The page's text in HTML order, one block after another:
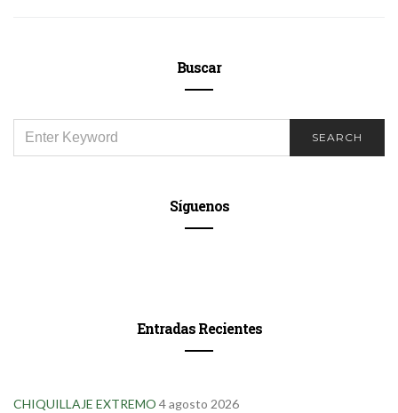
Buscar
FOR:
SEARCH
Síguenos
Entradas Recientes
CHIQUILLAJE EXTREMO 4 agosto 2026